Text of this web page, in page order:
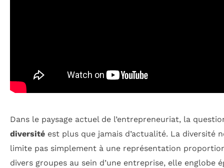
Dans le paysage actuel de l’entrepreneuriat, la
diversité est plus que jamais d’actualité. La diversité
limite pas simplement à une représentation
divers groupes au sein d’une entreprise, elle englobe